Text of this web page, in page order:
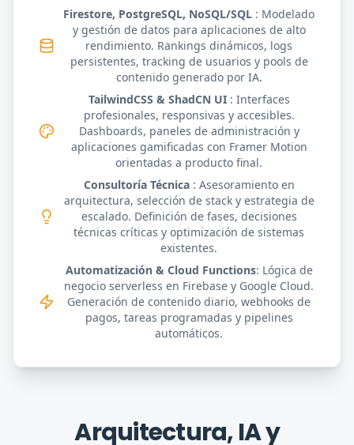
Firestore, PostgreSQL, NoSQL/SQL : Modelado
y gestión de datos para aplicaciones de alto
rendimiento. Rankings dinámicos, logs
persistentes, tracking de usuarios y pools de
contenido generado por IA.
TailwindCSS & ShadCN UI : Interfaces
profesionales, responsivas y accesibles.
Dashboards, paneles de administración y
aplicaciones gamificadas con Framer Motion
orientadas a producto final.
Consultoría Técnica : Asesoramiento en
arquitectura, selección de stack y estrategia de
escalado. Definición de fases, decisiones
técnicas críticas y optimización de sistemas
existentes.
Automatización & Cloud Functions: Lógica de
negocio serverless en Firebase y Google Cloud.
Generación de contenido diario, webhooks de
pagos, tareas programadas y pipelines
automáticos.
Arquitectura, IA y